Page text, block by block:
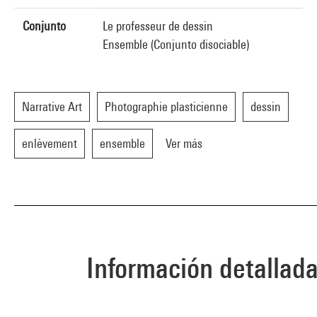
Conjunto
Le professeur de dessin
Ensemble (Conjunto disociable)
Narrative Art Photographie plasticienne dessin
enlèvement ensemble Ver más
Información detallada